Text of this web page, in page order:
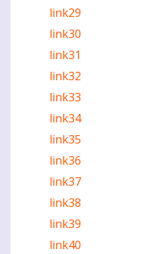
link29
link30
link31
link32
link33
link34
link35
link36
link37
link38
link39
link40